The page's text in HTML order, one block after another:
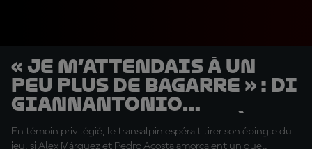
« Je m’attendais à un
peu plus de bagarre » : Di
Giannantonio
finalement troisième
En témoin privilégié, le transalpin espérait tirer son épingle du
jeu, si Alex Márquez et Pedro Acosta amorçaient un duel.